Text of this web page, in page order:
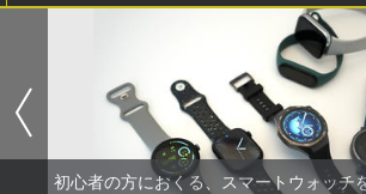
初心者の方におくる、スマートウォッチ